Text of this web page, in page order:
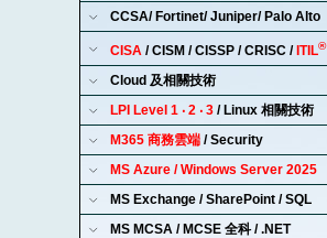
CCSA/ Fortinet/ Juniper/ Palo Alto
CISA / CISM / CISSP / CRISC / ITIL®
Cloud 及相關技術
LPI Level 1 ‧ 2 ‧ 3 / Linux 相關技術
M365 商務雲端 / Security
MS Azure / Windows Server 2025
MS Exchange / SharePoint / SQL
MS MCSA / MCSE 全科 / .NET